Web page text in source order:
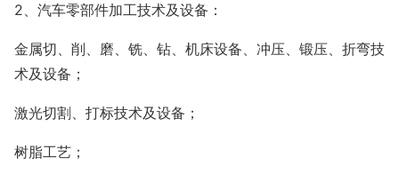
2、汽车零部件加工技术及设备：
金属切、削、磨、铣、钻、机床设备、冲压、锻压、折弯技
术及设备；
激光切割、打标技术及设备；
树脂工艺；